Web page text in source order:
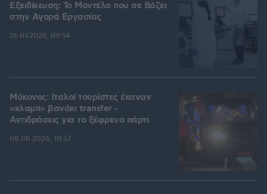
Εξειδίκευση: Το Mοντέλο που σε Bάζει
στην Aγορά Eργασίας
26.07.2026, 09:54
Μύκονος: Ιταλοί τουρίστες έκαναν
«κλαμπ» βανάκι transfer -
Αντιδράσεις για το ξέφρενο πάρτι
08.08.2026, 10:57